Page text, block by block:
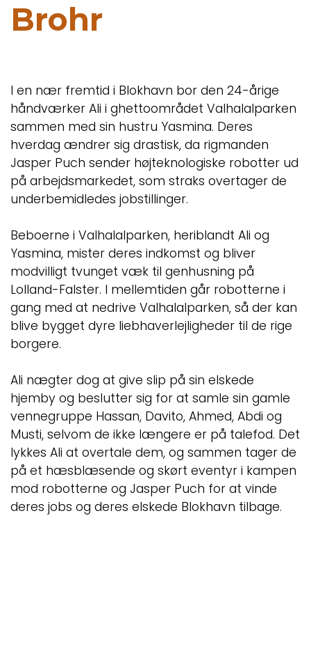
Brohr
I en nær fremtid i Blokhavn bor den 24-årige
håndværker Ali i ghettoområdet Valhalalparken
sammen med sin hustru Yasmina. Deres
hverdag ændrer sig drastisk, da rigmanden
Jasper Puch sender højteknologiske robotter ud
på arbejdsmarkedet, som straks overtager de
underbemidledes jobstillinger.
Beboerne i Valhalalparken, heriblandt Ali og
Yasmina, mister deres indkomst og bliver
modvilligt tvunget væk til genhusning på
Lolland-Falster. I mellemtiden går robotterne i
gang med at nedrive Valhalalparken, så der kan
blive bygget dyre liebhaverlejligheder til de rige
borgere.
Ali nægter dog at give slip på sin elskede
hjemby og beslutter sig for at samle sin gamle
vennegruppe Hassan, Davito, Ahmed, Abdi og
Musti, selvom de ikke længere er på talefod. Det
lykkes Ali at overtale dem, og sammen tager de
på et hæsblæsende og skørt eventyr i kampen
mod robotterne og Jasper Puch for at vinde
deres jobs og deres elskede Blokhavn tilbage.